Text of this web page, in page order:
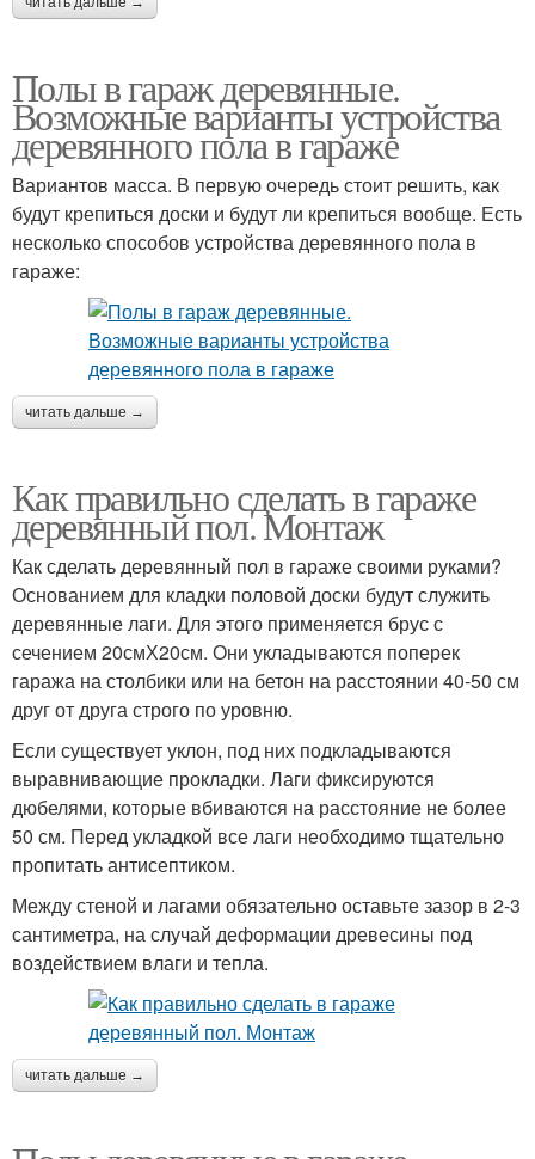
Полы в гараж деревянные.
Возможные варианты устройства
деревянного пола в гараже
Вариантов масса. В первую очередь стоит решить, как
будут крепиться доски и будут ли крепиться вообще. Есть
несколько способов устройства деревянного пола в
гараже:
читать дальше →
Как правильно сделать в гараже
деревянный пол. Монтаж
Как сделать деревянный пол в гараже своими руками?
Основанием для кладки половой доски будут служить
деревянные лаги. Для этого применяется брус с
сечением 20смХ20см. Они укладываются поперек
гаража на столбики или на бетон на расстоянии 40-50 см
друг от друга строго по уровню.
Если существует уклон, под них подкладываются
выравнивающие прокладки. Лаги фиксируются
дюбелями, которые вбиваются на расстояние не более
50 см. Перед укладкой все лаги необходимо тщательно
пропитать антисептиком.
Между стеной и лагами обязательно оставьте зазор в 2-3
сантиметра, на случай деформации древесины под
воздействием влаги и тепла.
читать дальше →